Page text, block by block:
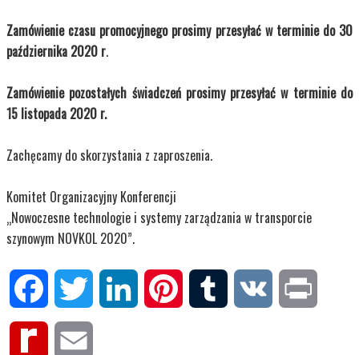
Zamówienie czasu promocyjnego prosimy przesyłać w terminie do 30
października 2020 r.
Zamówienie pozostałych świadczeń prosimy przesyłać w terminie do
15 listopada 2020 r.
Zachęcamy do skorzystania z zaproszenia.
Komitet Organizacyjny Konferencji
„Nowoczesne technologie i systemy zarządzania w transporcie
szynowym NOVKOL 2020”.
Facebook Twitter LinkedIn Pinterest Tumblr VK
Rediff